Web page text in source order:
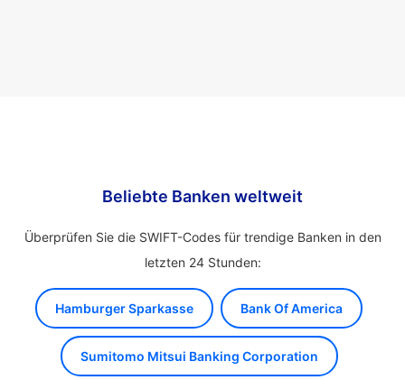
Beliebte Banken weltweit
Überprüfen Sie die SWIFT-Codes für trendige Banken in den
letzten 24 Stunden:
Hamburger Sparkasse Bank Of America
Sumitomo Mitsui Banking Corporation